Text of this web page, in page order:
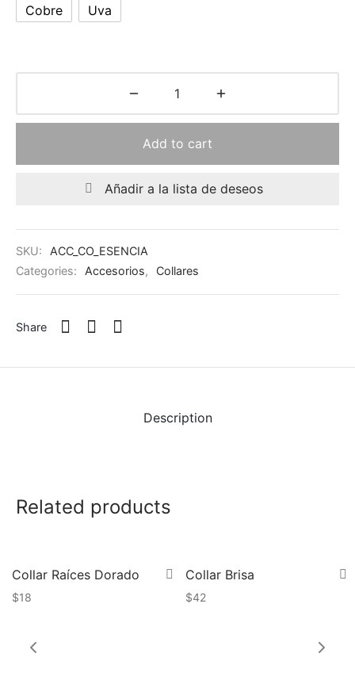
Cobre Uva
Add to cart
Añadir a la lista de deseos
SKU:
ACC_CO_ESENCIA
Categories:
Accesorios, Collares
Share
Description
Related products
Collar Raíces Dorado
$18
Collar Brisa
$42